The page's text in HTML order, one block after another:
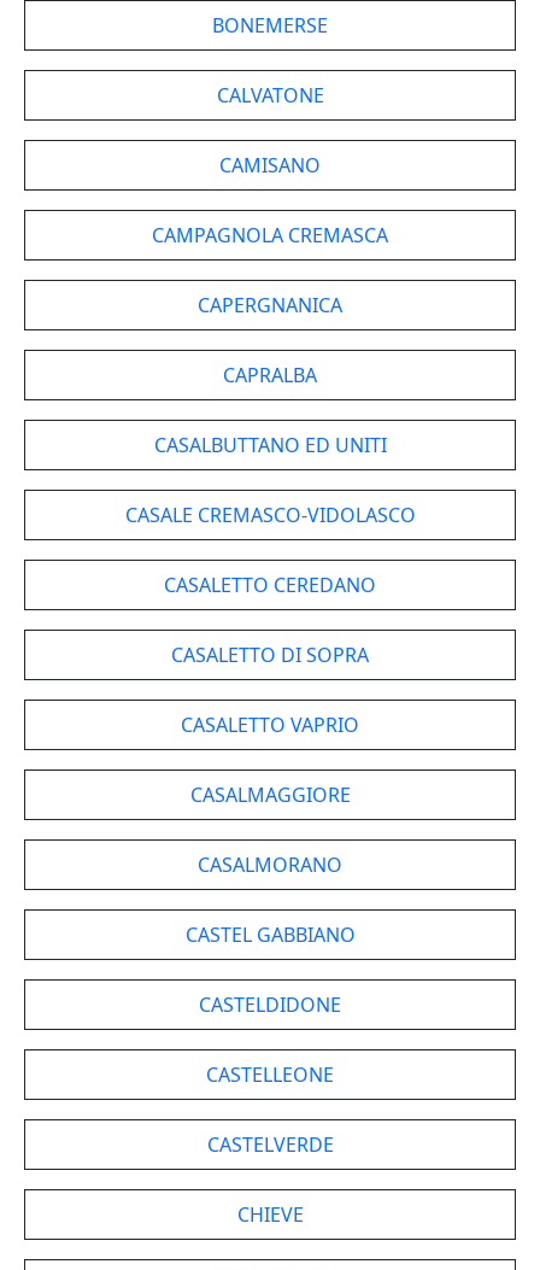
BONEMERSE
CALVATONE
CAMISANO
CAMPAGNOLA CREMASCA
CAPERGNANICA
CAPRALBA
CASALBUTTANO ED UNITI
CASALE CREMASCO-VIDOLASCO
CASALETTO CEREDANO
CASALETTO DI SOPRA
CASALETTO VAPRIO
CASALMAGGIORE
CASALMORANO
CASTEL GABBIANO
CASTELDIDONE
CASTELLEONE
CASTELVERDE
CHIEVE